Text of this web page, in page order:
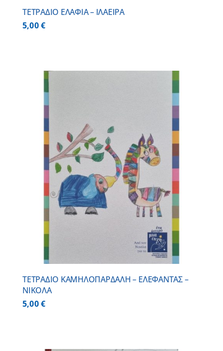
ΤΕΤΡΑΔΙΟ ΕΛΑΦΙΑ – ΙΛΑΕΙΡΑ
5,00€
ΤΕΤΡΑΔΙΟ ΚΑΜΗΛΟΠΑΡΔΑΛΗ – ΕΛΕΦΑΝΤΑΣ –
ΝΙΚΟΛΑ
5,00€